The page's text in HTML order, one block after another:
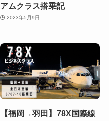
アムクラス搭乗記
2023年5月9日
【福岡→羽田】78X国際線